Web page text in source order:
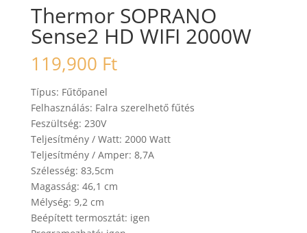
Thermor SOPRANO
Sense2 HD WIFI 2000W
119,900 Ft
Típus: Fűtőpanel
Felhasználás: Falra szerelhető fűtés
Feszültség: 230V
Teljesítmény / Watt: 2000 Watt
Teljesítmény / Amper: 8,7A
Szélesség: 83,5cm
Magasság: 46,1 cm
Mélység: 9,2 cm
Beépített termosztát: igen